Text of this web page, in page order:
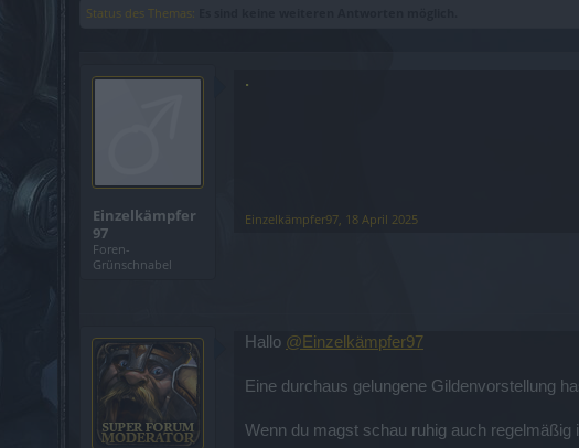
Status des Themas:
Einzelkämpfer
97
Foren-
Grünschnabel
.
Einzelkämpfer97, 18 April 2025
Hallo @Einzelkämpfer97
Eine durchaus gelungene Gildenvorstellung
Wenn du magst schau ruhig auch regelmäßig